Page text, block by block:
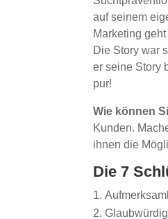
auf seinem
Marketing
Die Story war
er seine Story
pur!
Wie können
Kunden.
ihnen die
Die 7